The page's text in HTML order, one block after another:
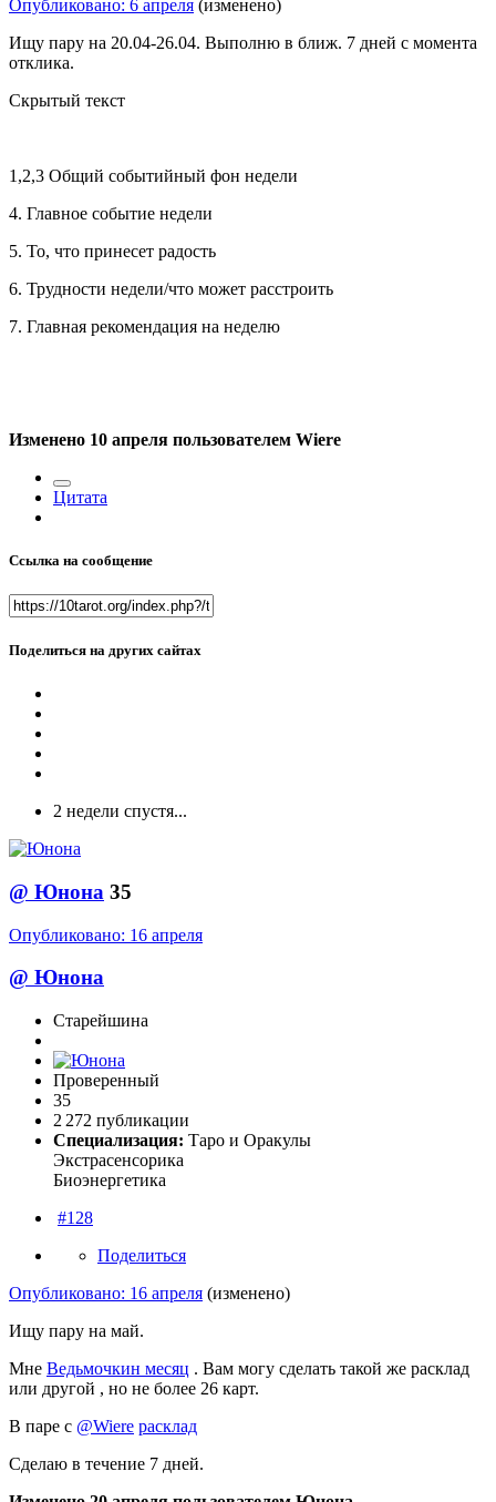
Опубликовано: 6 апреля (изменено)
Ищу пару на 20.04-26.04. Выполню в ближ. 7 дней с момента
отклика.
Скрытый текст
1,2,3 Общий событийный фон недели
4. Главное событие недели
5. То, что принесет радость
6. Трудности недели/что может расстроить
7. Главная рекомендация на неделю
Изменено 10 апреля пользователем Wiere
Цитата
Ссылка на сообщение
Поделиться на других сайтах
2 недели спустя...
@ Юнона 35
Опубликовано: 16 апреля
@ Юнона
Старейшина
Проверенный
35
2 272 публикации
Специализация: Таро и Оракулы
Экстрасенсорика
Биоэнергетика
#128
Поделиться
Опубликовано: 16 апреля (изменено)
Ищу пару на май.
Мне Ведьмочкин месяц . Вам могу сделать такой же расклад
или другой , но не более 26 карт.
В паре с @Wiere расклад
Сделаю в течение 7 дней.